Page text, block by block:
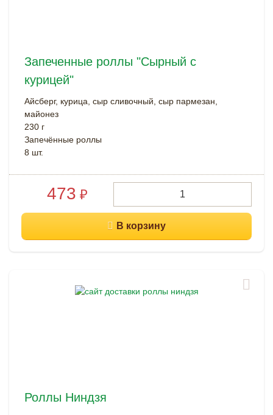
Запеченные роллы "Сырный с
курицей"
Айсберг, курица, сыр сливочный, сыр пармезан,
майонез
230 г
Запечённые роллы
8 шт.
473 ₽
Роллы Ниндзя